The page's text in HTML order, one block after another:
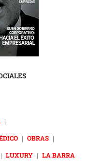
|
| OBRAS |
| LUXURY | LA BARRA